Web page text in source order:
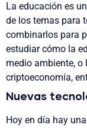
La educación es
de los temas para
combinarlos para
estudiar cómo la
medio ambiente, o
criptoeconomía,
Nuevas
Hoy en día hay